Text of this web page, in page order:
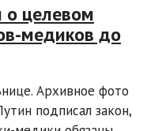
о целевом
медиков до
Архивное фото
подписал закон,